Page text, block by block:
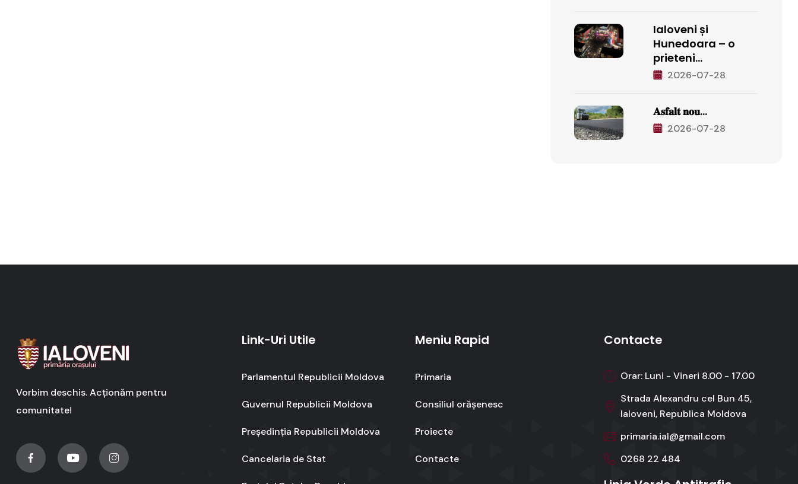
Ialoveni și
Hunedoara – o
prieteni...
2026-07-28
𝐀𝐬𝐟𝐚𝐥𝐭 𝐧𝐨𝐮...
2026-07-28
Vorbim deschis. Acționăm pentru
comunitate!
Link-Uri Utile
Parlamentul Republicii Moldova
Guvernul Republicii Moldova
Președinția Republicii Moldova
Cancelaria de Stat
Meniu Rapid
Primaria
Consiliul orășenesc
Proiecte
Contacte
Contacte
Orar: Luni - Vineri 8.00 - 17.00
Strada Alexandru cel Bun 45,
Ialoveni, Republica Moldova
primaria.ial@gmail.com
0268 22 484